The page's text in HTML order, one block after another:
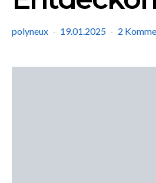
polyneux 19.01.2025 2